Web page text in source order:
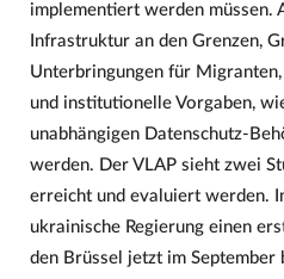
implementiert werden müssen.
Infrastruktur an den Grenzen,
Unterbringungen für
und institutionelle Vorgaben,
unabhängigen Datenschutz-
werden. Der VLAP sieht zwei
erreicht und evaluiert werden.
ukrainische Regierung einen
den Brüssel jetzt im September